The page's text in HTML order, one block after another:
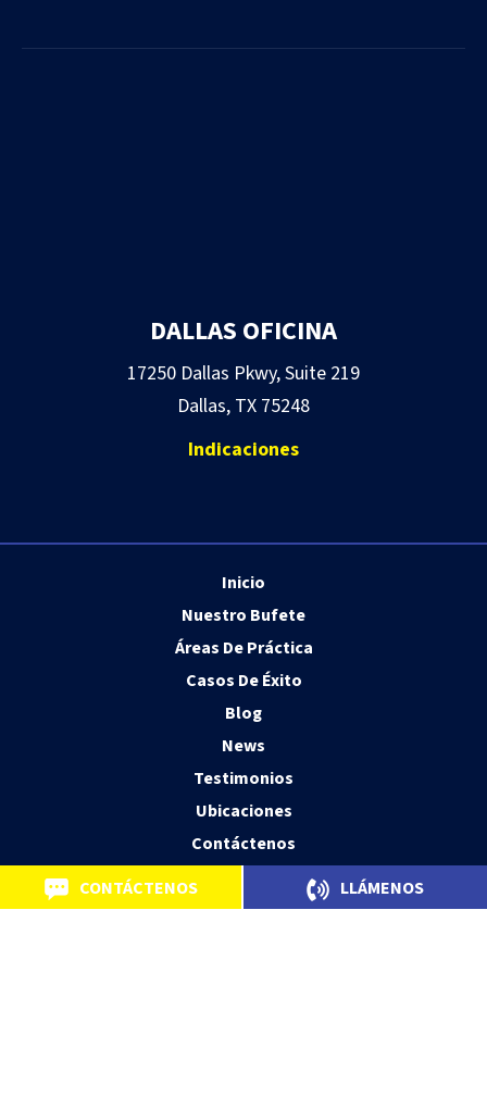
DALLAS OFICINA
17250 Dallas Pkwy, Suite 219
Dallas, TX 75248
Indicaciones
Inicio
Nuestro Bufete
Áreas De Práctica
Casos De Éxito
Blog
News
Testimonios
Ubicaciones
Contáctenos
CONTÁCTENOS LLÁMENOS